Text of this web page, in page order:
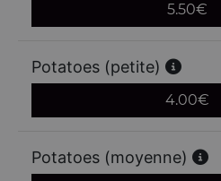
5.50€
Potatoes (petite)
4.00€
Potatoes (moyenne)